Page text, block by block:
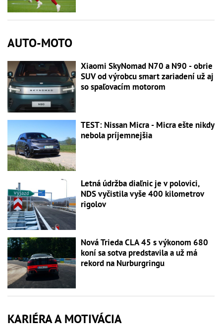
AUTO-MOTO
Xiaomi SkyNomad N70 a N90 - obrie
SUV od výrobcu smart zariadení už aj
so spaľovacím motorom
TEST: Nissan Micra - Micra ešte nikdy
nebola príjemnejšia
Letná údržba diaľnic je v polovici,
NDS vyčistila vyše 400 kilometrov
rigolov
Nová Trieda CLA 45 s výkonom 680
koní sa sotva predstavila a už má
rekord na Nurburgringu
KARIÉRA A MOTIVÁCIA